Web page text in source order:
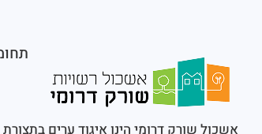
אשכול שורק דרומי הינו איגוד ערים בתצורת